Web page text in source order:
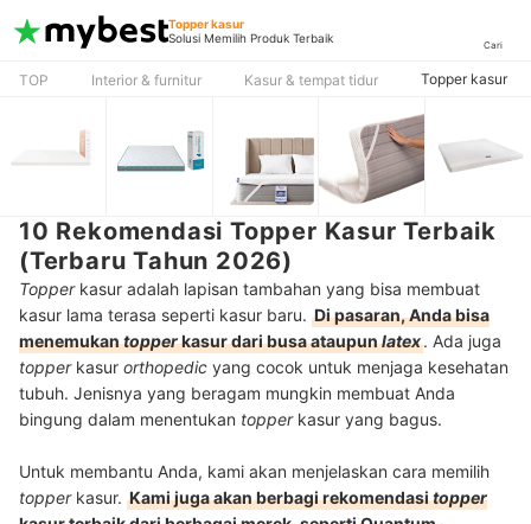
Topper kasur
Solusi Memilih Produk Terbaik
Cari
TOP Interior & furnitur Kasur & tempat tidur Topper kasur
10 Rekomendasi Topper Kasur Terbaik
(Terbaru Tahun 2026)
Topperkasur adalah lapisan tambahan yang bisa membuat
kasur lama terasa seperti kasur baru. Di pasaran, Anda bisa
menemukantopperkasur dari busa ataupunlatex. Ada juga
topperkasur orthopedic yang cocok untuk menjaga kesehatan
tubuh. Jenisnya yang beragam mungkin membuat Anda
bingung dalam menentukan topperkasur yang bagus.
Untuk membantu Anda, kami akan menjelaskan cara memilih
topperkasur. Kami juga akan berbagi rekomendasitopper